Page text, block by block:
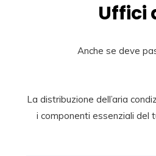
Uffici
Anche se deve
La distribuzione dell’aria
i componenti essenziali del